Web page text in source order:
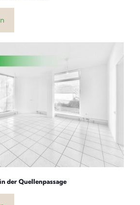
der Quellenpassage